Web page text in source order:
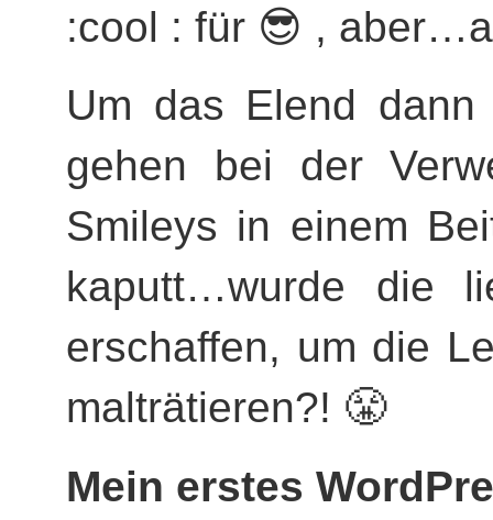
:cool : für 😎 ,
Um das Elend
gehen bei der
Smileys in einem
kaputt…wurde die
erschaffen, um die
malträtieren?! 😤
Mein erstes